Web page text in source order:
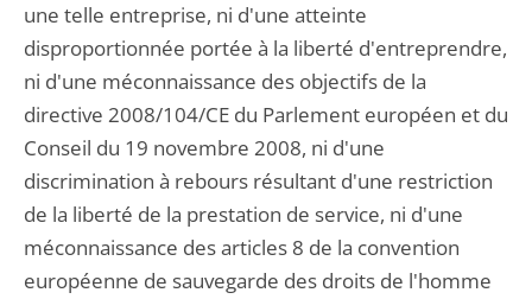
une telle entreprise, ni d'une atteinte
disproportionnée portée à la liberté d'entreprendre,
ni d'une méconnaissance des objectifs de la
directive 2008/104/CE du Parlement européen et du
Conseil du 19 novembre 2008, ni d'une
discrimination à rebours résultant d'une restriction
de la liberté de la prestation de service, ni d'une
méconnaissance des articles 8 de la convention
européenne de sauvegarde des droits de l'homme